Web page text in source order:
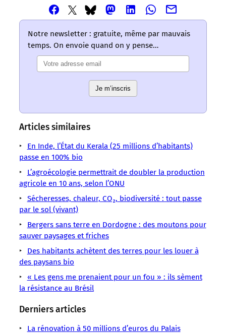
Partager
cet
article
–
Les
sens
/
LMOUS
–
Action
environnementale
Agroécologie
Partager
cet
article
via
Twitter
–
un
sens
LMOUS
–
Environnement
Nature
Véronique
Chable
Partager
cet
article
via
Bluesky
–
Les
mots
un
sens
LMOUS
pour
«
une
qui
étudie
Partager
cet
article
via
Mastodon
Les
mots
ont
LMOUS
les
écosystèmes
leur
plutôt
Partager
cet
article
Linkedin
Les
mots
ont
LMOUS
que
réduire
des
chimiques
Partager
cet
via
Les
LMOUS
».
sont
:
aliments
Partager
cet
article
Les
LMOUS
issus
de
sont
riches
Notre newsletter : gratuite, même par mauvais
temps. On envoie quand on y pense…
Je m’inscris
Articles similaires
En Inde, l’État du Kerala (25 millions d’habitants)
passe en 100% bio
L’agroécologie permettrait de doubler la production
agricole en 10 ans, selon l’ONU
Sécheresses, chaleur, CO₂, biodiversité : tout passe
par le sol (vivant)
Bergers sans terre en Dordogne : des moutons pour
sauver paysages et friches
Des habitants achètent des terres pour les louer à
des paysans bio
« Les gens me prenaient pour un fou » : ils sèment
la résistance au Brésil
Derniers articles
La rénovation à 50 millions d’euros du Palais